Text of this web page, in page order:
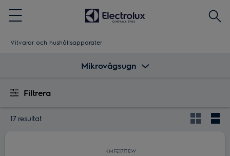
Menu
Sök
Vitvaror och hushållsapparater
Mikrovågsugn
Filtrera
17 resultat
KMFE171TEW